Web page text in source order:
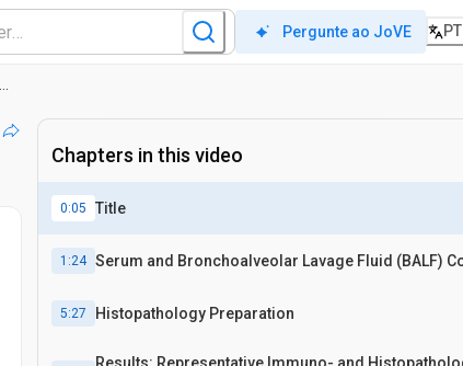
Pergunte ao JoVE PT
Chapters in this video
0:05 Title
1:24 Serum and Bronchoalveolar Lavage Fluid (BALF)
5:27 Histopathology Preparation